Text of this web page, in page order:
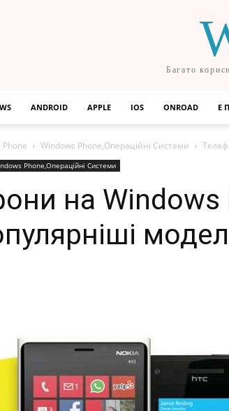
Багато
ANDROID APPLE IOS ONROAD Е
Windows Phone,Операційні Системи
Phone,Операційні Системи
на